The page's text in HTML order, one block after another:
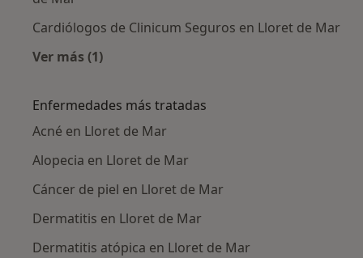
Cardiólogos de Clinicum Seguros en Lloret de Mar
Ver más (1)
Enfermedades más tratadas
Acné en Lloret de Mar
Alopecia en Lloret de Mar
Cáncer de piel en Lloret de Mar
Dermatitis en Lloret de Mar
Dermatitis atópica en Lloret de Mar